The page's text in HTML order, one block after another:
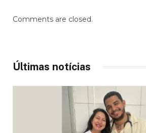
Comments are closed.
Últimas notícias